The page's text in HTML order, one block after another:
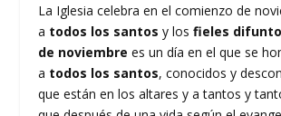
La Iglesia celebra en el comienzo de
a todos los santos y losfieles
de noviembre es un día en el que se
a todos los santos, conocidos y
que están en los altares y a tantos y